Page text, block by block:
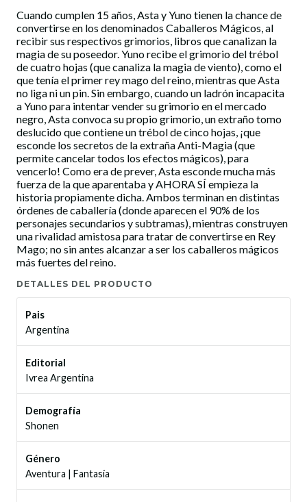
Cuando cumplen 15 años, Asta y Yuno tienen la chance de
convertirse en los denominados Caballeros Mágicos, al
recibir sus respectivos grimorios, libros que canalizan la
magia de su poseedor. Yuno recibe el grimorio del trébol
de cuatro hojas (que canaliza la magia de viento), como el
que tenía el primer rey mago del reino, mientras que Asta
no liga ni un pin. Sin embargo, cuando un ladrón incapacita
a Yuno para intentar vender su grimorio en el mercado
negro, Asta convoca su propio grimorio, un extraño tomo
deslucido que contiene un trébol de cinco hojas, ¡que
esconde los secretos de la extraña Anti-Magia (que
permite cancelar todos los efectos mágicos), para
vencerlo! Como era de prever, Asta esconde mucha más
fuerza de la que aparentaba y AHORA SÍ empieza la
historia propiamente dicha. Ambos terminan en distintas
órdenes de caballería (donde aparecen el 90% de los
personajes secundarios y subtramas), mientras construyen
una rivalidad amistosa para tratar de convertirse en Rey
Mago; no sin antes alcanzar a ser los caballeros mágicos
más fuertes del reino.
DETALLES DEL PRODUCTO
Pais
Argentina
Editorial
Ivrea Argentina
Demografía
Shonen
Género
Aventura | Fantasía